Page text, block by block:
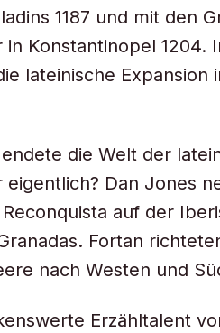
1187 und mit den
in Konstantinopel 1204.
lateinische Expansion
die Welt der
eigentlich? Dan Jones
auf der
Fortan
nach Westen und
Erzähltalent